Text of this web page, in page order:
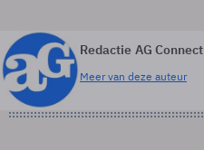
Redactie AG Connect
Meer van deze auteur